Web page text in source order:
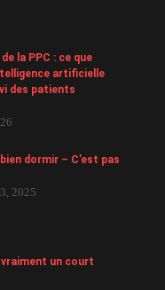
la PPC : ce que
artificielle
des patients
dormir – C’est pas
2025
un court